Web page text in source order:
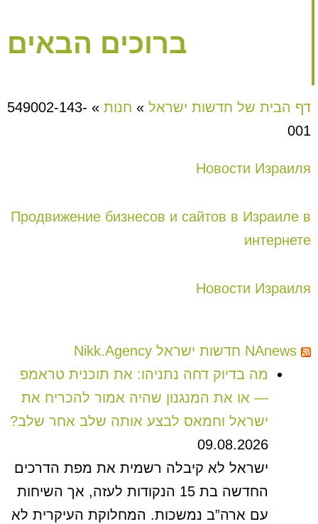
ברוכים הבאים
דף הבית של חדשות ישראל » חנות »
549002-143-
001
Новости Израиля
Продвижение бизнесов и сайтов в Израиле в
интернете
Новости Израиля
NAnews חדשות ישראל Nikk.Agency
מה בדיוק דחה נתניהו: את תוכנית טראמפ
— או את המנגנון שהיה אמור להכריח את
ישראל וחמאס לבצע אותה שלב אחר שלב?
09.08.2026
ישראל לא קיבלה רשמית את מפת הדרכים
החדשה בת 15 הנקודות לעזה, אך השיחות
עם ארה”ב נמשכות. המחלוקת העיקרית לא